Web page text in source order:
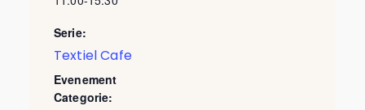
Serie:
Textiel Cafe
Evenement
Categorie: